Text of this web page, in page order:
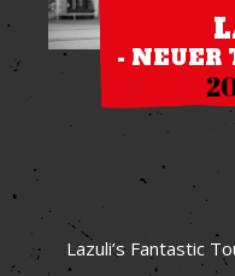
- NEUER
Lazuli’s Fantastic